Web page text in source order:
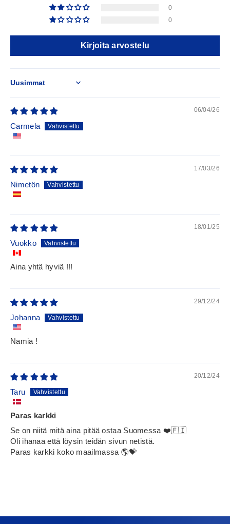
0
0
Kirjoita arvostelu
Sort by
06/04/26
Carmela
17/03/26
Nimetön
18/01/25
Vuokko
Aina yhtä hyviä !!!
29/12/24
Johanna
Namia !
20/12/24
Taru
Paras karkki
Se on niitä mitä aina pitää ostaa Suomessa ❤️🇫🇮
Oli ihanaa että löysin teidän sivun netistä.
Paras karkki koko maailmassa 🌎💝